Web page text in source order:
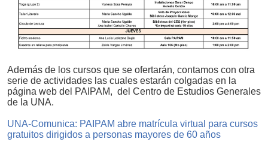
Además de los cursos que se ofertarán, contamos con otra
serie de actividades las cuales estarán colgadas en la
página web del PAIPAM, del Centro de Estudios Generales
de la UNA.
UNA-Comunica: PAIPAM abre matrícula virtual para cursos
gratuitos dirigidos a personas mayores de 60 años